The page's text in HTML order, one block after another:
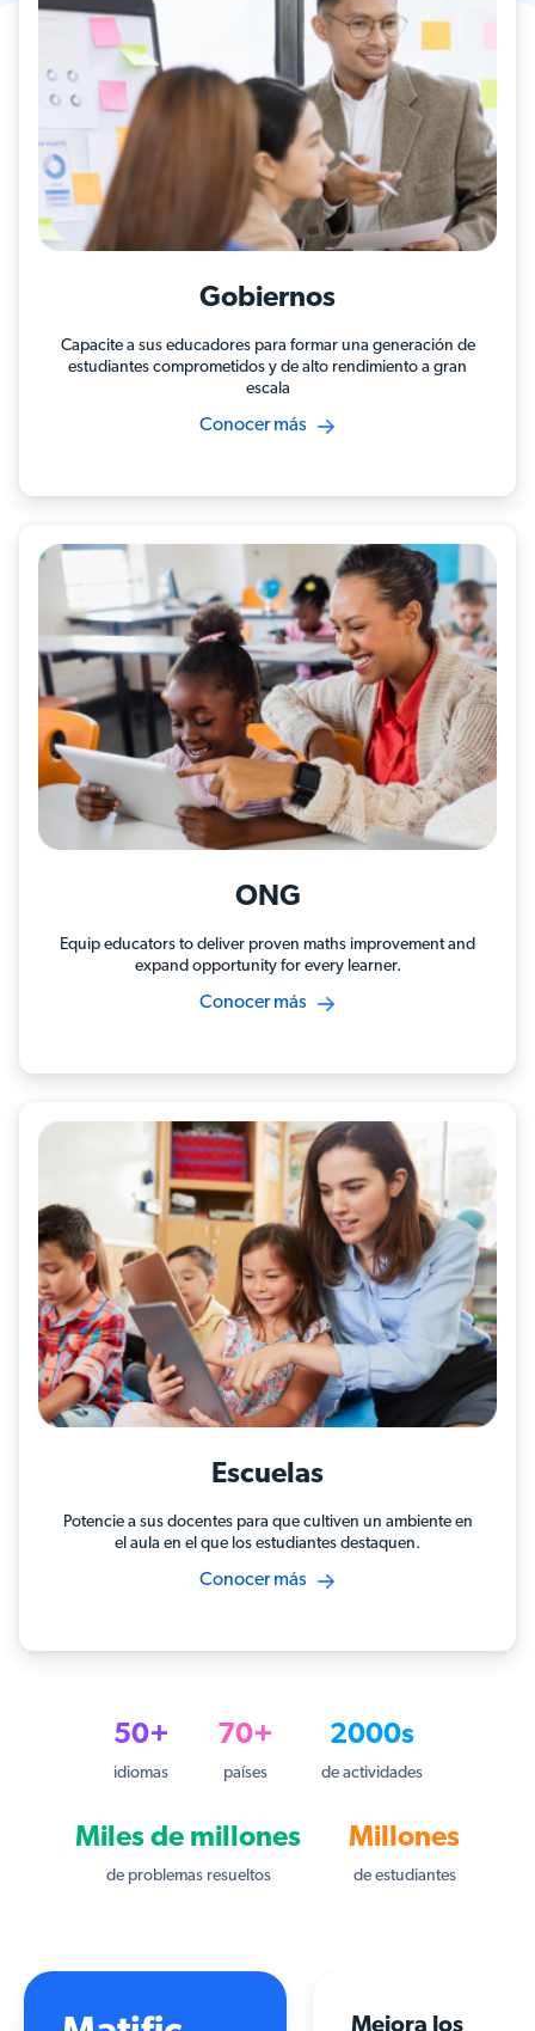
Gobiernos
Capacite a sus educadores para formar una generación de
estudiantes comprometidos y de alto rendimiento a gran
escala
Conocer más
ONG
Equip educators to deliver proven maths improvement and
expand opportunity for every learner.
Conocer más
Escuelas
Potencie a sus docentes para que cultiven un ambiente en
el aula en el que los estudiantes destaquen.
Conocer más
50+
idiomas
70+
países
2000s
de actividades
Miles de millones
de problemas resueltos
Millones
de estudiantes